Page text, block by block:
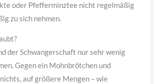
oder Pfefferminztee nicht regelmäßig
zu sich nehmen.
der Schwangerschaft nur sehr wenig
Gegen ein Mohnbrötchen und
auf größere Mengen – wie